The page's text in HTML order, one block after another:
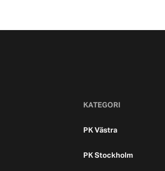
KATEGORI
PK Västra
PK Stockholm